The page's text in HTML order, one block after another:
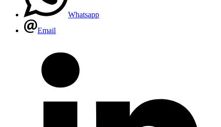
Whatsapp
Email